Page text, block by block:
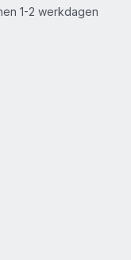
1-2 werkdagen